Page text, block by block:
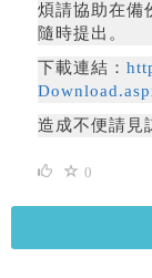
煩請協助在備
隨時提出。
下載連結：
造成不便請見
0